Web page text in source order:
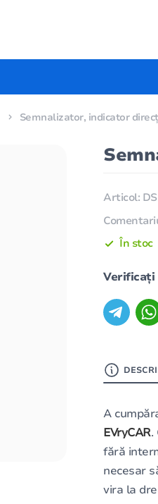
Semnalizator, indicator
Articol:
În stoc
A
EVryCAR.
fără
necesar
vira la